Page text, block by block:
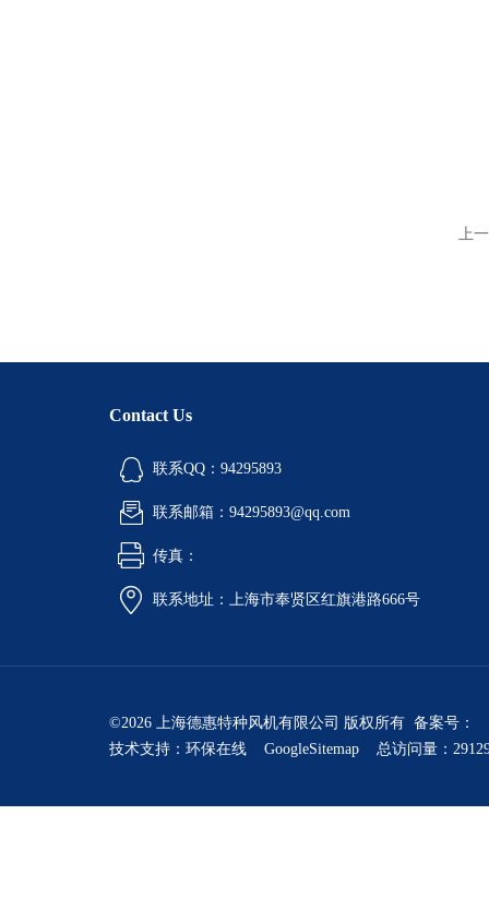
上
Contact Us
联系QQ：94295893
联系邮箱：94295893@qq.com
传真：
联系地址：上海市奉贤区红旗港路666号
©2026 上海德惠特种风机有限公司 版权所有 备案号：
技术支持： 环保在线 GoogleSitemap 总访问量：